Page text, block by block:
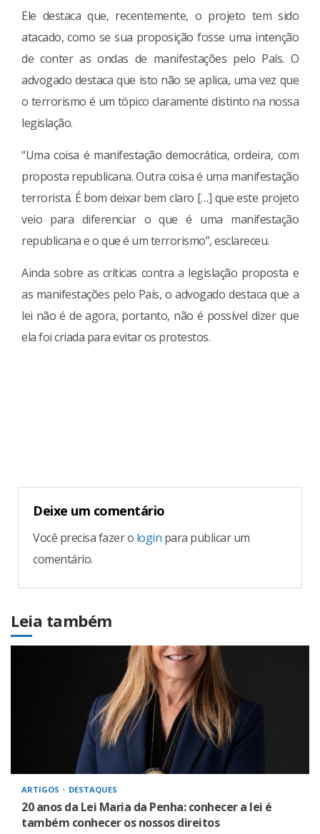
Ele destaca que, recentemente, o projeto tem sido
atacado, como se sua proposição fosse uma intenção
de conter as ondas de manifestações pelo País. O
advogado destaca que isto não se aplica, uma vez que
o terrorismo é um tópico claramente distinto na nossa
legislação.
“Uma coisa é manifestação democrática, ordeira, com
proposta republicana. Outra coisa é uma manifestação
terrorista. É bom deixar bem claro […] que este projeto
veio para diferenciar o que é uma manifestação
republicana e o que é um terrorismo”, esclareceu.
Ainda sobre as críticas contra a legislação proposta e
as manifestações pelo País, o advogado destaca que a
lei não é de agora, portanto, não é possível dizer que
ela foi criada para evitar os protestos.
Deixe um comentário
Você precisa fazer o login para publicar um
comentário.
Leia também
ARTIGOS DESTAQUES
20 anos da Lei Maria da Penha: conhecer a lei é
também conhecer os nossos direitos